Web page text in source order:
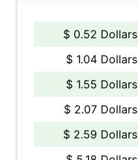
$ 0.52 Dollars
$ 1.04 Dollars
$ 1.55 Dollars
$ 2.07 Dollars
$ 2.59 Dollars